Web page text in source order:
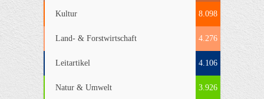
Kultur 8.098
Land- & Forstwirtschaft 4.276
Leitartikel 4.106
Natur & Umwelt 3.926